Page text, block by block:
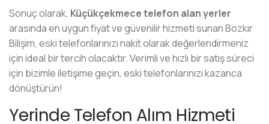
Sonuç olarak, Küçükçekmece telefon alan yerler
arasında en uygun fiyat ve güvenilir hizmeti sunan Bozkır
Bilişim, eski telefonlarınızı nakit olarak değerlendirmeniz
için ideal bir tercih olacaktır. Verimli ve hızlı bir satış süreci
için bizimle iletişime geçin, eski telefonlarınızı kazanca
dönüştürün!
Yerinde Telefon Alım Hizmeti